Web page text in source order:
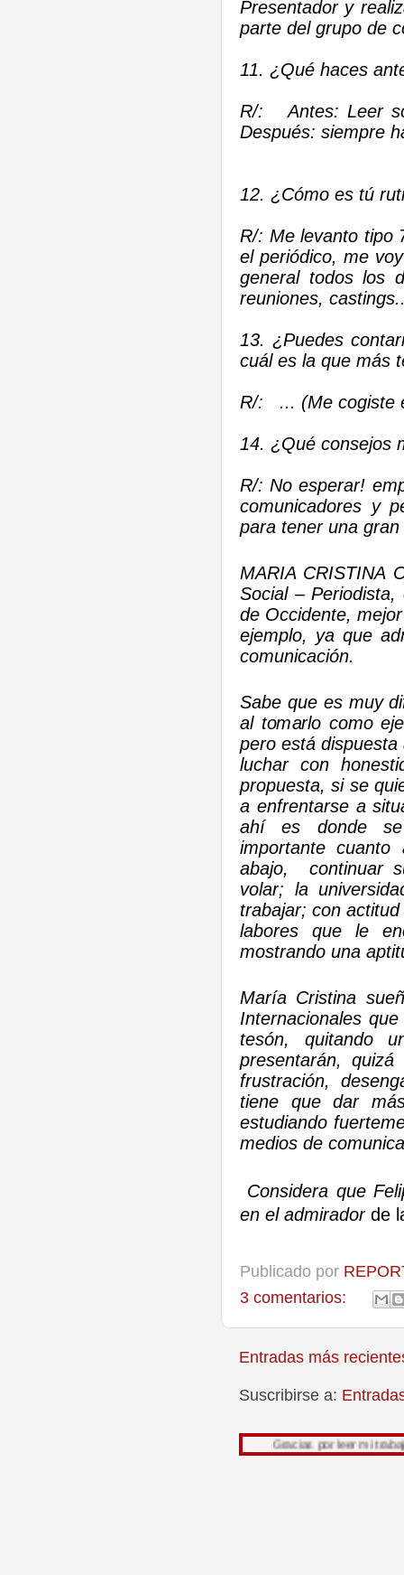
Presentador y
parte del grupo de
11. ¿Qué haces
R/: Antes: Leer
Después: siempre
12. ¿Cómo es tú
R/: Me levanto tipo
el periódico, me
general todos los
reuniones,
13. ¿Puedes
cuál es la que más
R/: ... (Me cogiste
14. ¿Qué consejos
R/: No esperar!
comunicadores y
para tener una
MARIA CRISTINA
Social –
de Occidente,
ejemplo, ya que
comunicación.
Sabe que es muy
al tomarlo como
pero está dispuesta
luchar con
propuesta, si se
a enfrentarse a
ahí es donde se
importante
abajo, continuar
volar; la
trabajar; con
labores que le
mostrando una
María Cristina
Internacionales
tesón, quitando
presentarán,
frustración,
tiene que dar
estudiando
medios de
Considera que
en el admirador de
Publicado por
3 comentarios:
Entradas más
Suscribirse a:
Gracias por leer mi trabajo, su